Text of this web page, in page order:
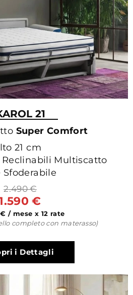
21
Super Comfort
21 cm
Multiscatto
2.490 €
€
€ / mese x 12 rate
completo con materasso)
i Dettagli